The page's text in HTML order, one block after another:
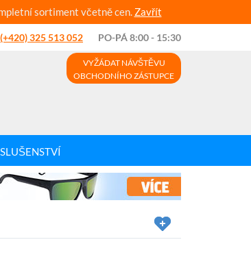
sortiment včetně cen. Zavřít
(+420) 325 513 052 PO-PÁ 8:00 - 15:30
VYŽÁDAT NÁVŠTĚVU
OBCHODNÍHO ZÁSTUPCE